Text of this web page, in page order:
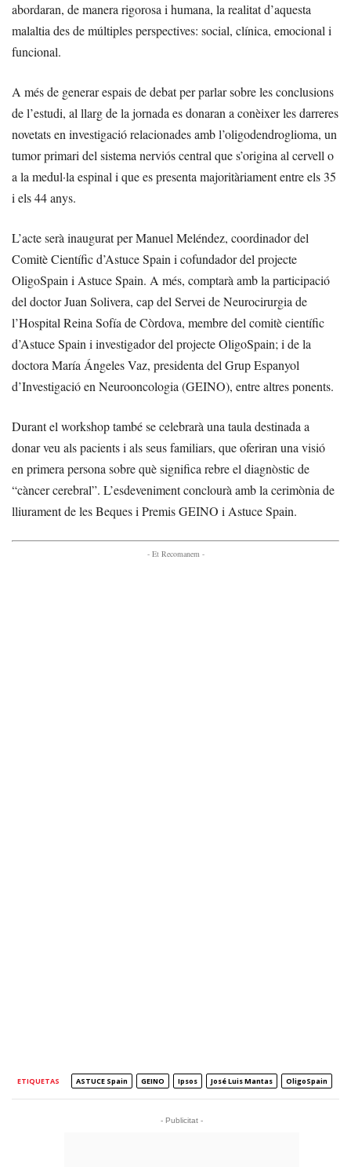
abordaran, de manera rigorosa i humana, la realitat d’aquesta
malaltia des de múltiples perspectives: social, clínica, emocional i
funcional.
A més de generar espais de debat per parlar sobre les conclusions
de l’estudi, al llarg de la jornada es donaran a conèixer les darreres
novetats en investigació relacionades amb l’oligodendroglioma, un
tumor primari del sistema nerviós central que s’origina al cervell o
a la medul·la espinal i que es presenta majoritàriament entre els 35
i els 44 anys.
L’acte serà inaugurat per Manuel Meléndez, coordinador del
Comitè Científic d’Astuce Spain i cofundador del projecte
OligoSpain i Astuce Spain. A més, comptarà amb la participació
del doctor Juan Solivera, cap del Servei de Neurocirurgia de
l’Hospital Reina Sofía de Còrdova, membre del comitè científic
d’Astuce Spain i investigador del projecte OligoSpain; i de la
doctora María Ángeles Vaz, presidenta del Grup Espanyol
d’Investigació en Neurooncologia (GEINO), entre altres ponents.
Durant el workshop també se celebrarà una taula destinada a
donar veu als pacients i als seus familiars, que oferiran una visió
en primera persona sobre què significa rebre el diagnòstic de
“càncer cerebral”. L’esdeveniment conclourà amb la cerimònia de
lliurament de les Beques i Premis GEINO i Astuce Spain.
- Et Recomanem -
ETIQUETAS ASTUCE Spain GEINO Ipsos José Luis Mantas OligoSpain
- Publicitat -